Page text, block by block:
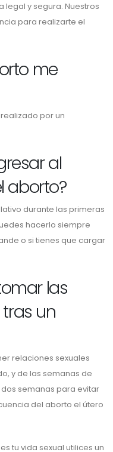
y segura. Nuestros
para realizarte el
me
por un
al
aborto?
durante las primeras
hacerlo siempre
o si tienes que cargar
las
un
relaciones sexuales
y de las semanas de
semanas para evitar
del aborto el útero
tu vida sexual utilices un